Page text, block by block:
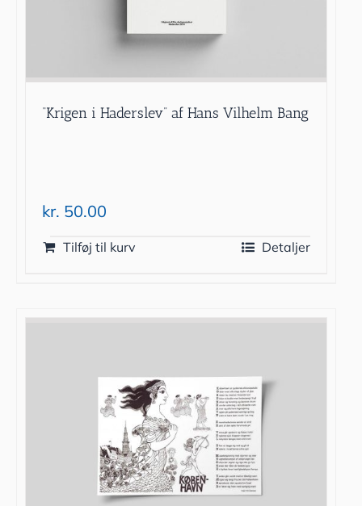
“Krigen i Haderslev” af Hans Vilhelm Bang
kr. 50.00
Tilføj til kurv Detaljer